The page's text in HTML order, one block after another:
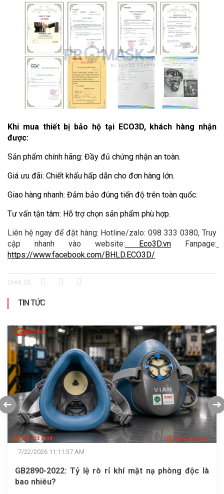
Khi mua thiết bị bảo hộ tại ECO3D, khách hàng nhận
được:
Sản phẩm chính hãng: Đầy đủ chứng nhận an toàn.
Giá ưu đãi: Chiết khấu hấp dẫn cho đơn hàng lớn.
Giao hàng nhanh: Đảm bảo đúng tiến độ trên toàn quốc.
Tư vấn tận tâm: Hỗ trợ chọn sản phẩm phù hợp.
Liên hệ ngay để đặt hàng: Hotline/zalo: 098 333 0380, Truy
cập nhanh vào website: Eco3D.vn Fanpage:
https://www.facebook.com/BHLD.ECO3D/
CHIA SẺ:
TIN TỨC
7/22/2026 11:11:37 AM
GB2890-2022: Tỷ lệ rò rỉ khí mặt nạ phòng độc là
bao nhiêu?